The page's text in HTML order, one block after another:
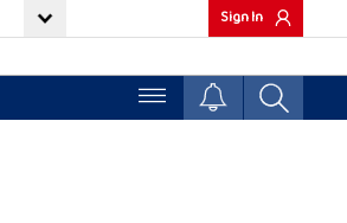
Sign In